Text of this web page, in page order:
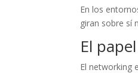
En los
giran sobre sí
El
El networking